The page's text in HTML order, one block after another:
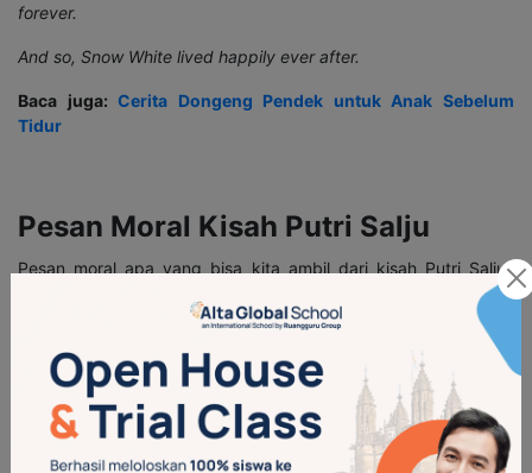
forever.
And so, Snow White lived happily ever after.
Baca juga:Cerita Dongeng Pendek untuk Anak Sebelum
Tidur
Pesan Moral Kisah Putri Salju
Pesan moral apa yang bisa kita ambil dari kisah Putri Salju?
1. Jangan Mudah Percaya pada Orang Asing
Dalam kisah di atas, Snow White tidak berhati-hati saat
bertemu dengan nenek tua yang memberinya apel. Tanpa
curiga, ia menerima dan memakannya, padahal itu berbahaya.
Dari sini kita belajar bahwa penting untuk selalu waspada